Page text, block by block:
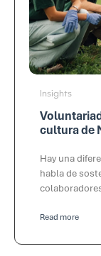
Insights
cultura de
Hay una
habla de
Read more